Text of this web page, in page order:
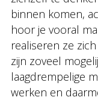
binnen komen,
hoor je vooral
realiseren ze
zijn zoveel
laagdrempelige
werken en